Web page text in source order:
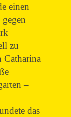
einen
zu
Catharina
–
das